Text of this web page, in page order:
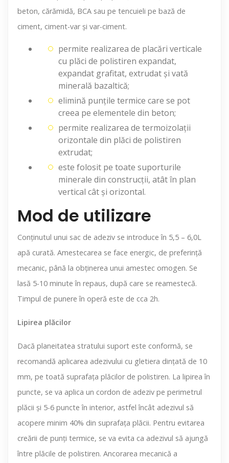
beton, cărămidă, BCA sau pe tencuieli pe bază de
ciment, ciment-var şi var-ciment.
permite realizarea de placări verticale
cu plăci de polistiren expandat,
expandat grafitat, extrudat şi vată
minerală bazaltică;
elimină punțile termice care se pot
creea pe elementele din beton;
permite realizarea de termoizolații
orizontale din plăci de polistiren
extrudat;
este folosit pe toate suporturile
minerale din construcții, atât în plan
vertical cât și orizontal.
Mod de utilizare
Conținutul unui sac de adeziv se introduce în 5,5 – 6,0L
apă curată. Amestecarea se face energic, de preferință
mecanic, până la obținerea unui amestec omogen. Se
lasă 5-10 minute în repaus, după care se reamestecă.
Timpul de punere în operă este de cca 2h.
Lipirea plăcilor
Dacă planeitatea stratului suport este conformă, se
recomandă aplicarea adezivului cu gletiera dințată de 10
mm, pe toată suprafața plăcilor de polistiren. La lipirea în
puncte, se va aplica un cordon de adeziv pe perimetrul
plăcii și 5-6 puncte în interior, astfel încât adezivul să
acopere minim 40% din suprafața plăcii. Pentru evitarea
creării de punți termice, se va evita ca adezivul să ajungă
între plăcile de polistiren. Ancorarea mecanică a